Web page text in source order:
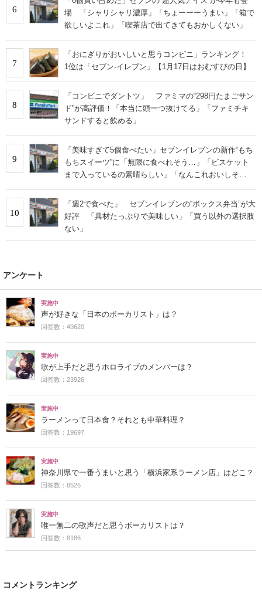
6
場 「シャリシャリ濃厚」「ちょーーーうまい」「箱で
欲しいよこれ」「喫茶店で出てきてもおかしくない」
7
「おにぎりがおいしいと思うコンビニ」ランキング！
1位は「セブン-イレブン」【1月17日はおむすびの日】
8
「コンビニでダントツ」 ファミマの“298円たまごサン
ド”が高評価！「本当に頭一つ抜けてる」「ファミチキ
サンドすると飲める」
9
「美味すぎて5個食べたい」セブンイレブンの新作“もち
もちスイーツ”に「無限に食べれそう…」「ビスケット
まで入っているの素晴らしい」「なんこれおいしそ
10
「週2で食べた」 セブンイレブンの“ボックス弁当”が大
好評 「具材たっぷりで美味しい」「買う以外の選択肢
ない」
アンケート
実施中
声が好きな「日本のボーカリスト」は？
回答数：49620
実施中
歌が上手だと思うホロライブのメンバーは？
回答数：23926
実施中
ラーメンって日本食？それとも中華料理？
回答数：19697
実施中
神奈川県で一番うまいと思う「横浜家系ラーメン店」はどこ？
回答数：8526
実施中
唯一無二の歌声だと思うボーカリストは？
回答数：8186
コメントランキング